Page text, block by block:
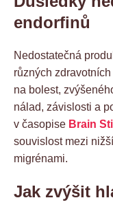
Nedostatečná
různých
na bolest,
nálad, závislosti a
v časopise Brain
souvislost mezi
migrénami.
Jak zvýšit